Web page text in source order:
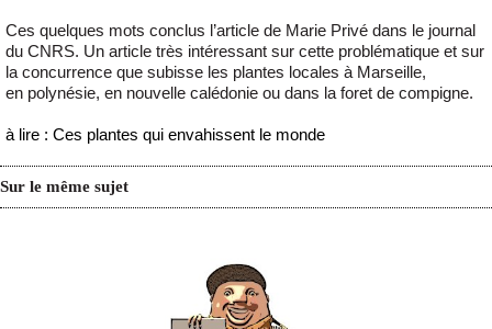
Ces quelques mots conclus l’article de Marie Privé dans le journal
du CNRS. Un article très intéressant sur cette problématique et sur
la concurrence que subisse les plantes locales à Marseille,
en polynésie, en nouvelle calédonie ou dans la foret de compigne.
à lire : Ces plantes qui envahissent le monde
Sur le même sujet